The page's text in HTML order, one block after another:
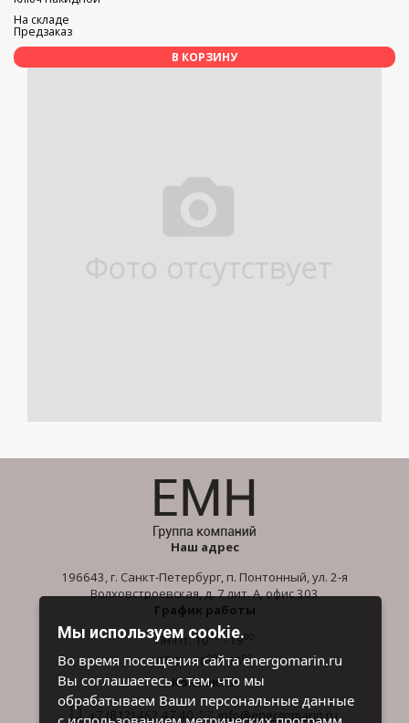
На складе
Предзаказ
В КОРЗИНУ
Наш адрес
196643, г. Санкт-Петербург, п. Понтонный, ул. 2-я
Волховстроевская, д. 7 лит. А, офис 303
График работы
Пн-Пт: 1000- 1900
Сб-Вс: 1000- 1600
Контакты
+7 (812) 462 47 40 info@energomarin.ru
Мы используем cookie.
Во время посещения сайта energomarin.ru
Вы соглашаетесь с тем, что мы
обрабатываем Ваши персональные данные